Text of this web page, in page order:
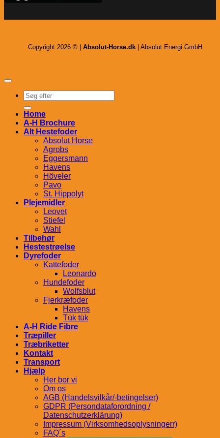
Copyright 2026 © | Absolut-Horse.dk| Absolut Energi GmbH
Søg
efter:
Home
A-H Brochure
Alt Hestefoder
Absolut Horse
Agrobs
Eggersmann
Havens
Höveler
Pavo
St. Hippolyt
Plejemidler
Leovet
Stiefel
Wahl
Tilbehør
Hestestrøelse
Dyrefoder
Kattefoder
Leonardo
Hundefoder
Wolfsblut
Fjerkræfoder
Havens
Tük tük
A-H Ride Fibre
Træpiller
Træbriketter
Kontakt
Transport
Hjælp
Her bor vi
Om os
AGB (Handelsvilkår/-betingelser)
GDPR (Persondataforordning /
Datenschutzerklärung)
Impressum (Virksomhedsoplysningerr)
FAQ´s